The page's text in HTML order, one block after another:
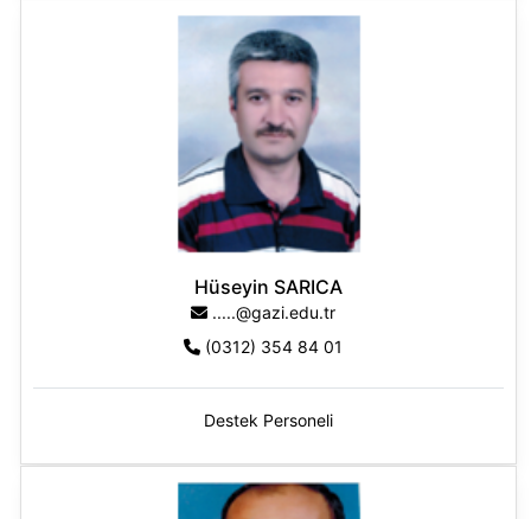
Hüseyin SARICA
.....@gazi.edu.tr
(0312) 354 84 01
Destek Personeli